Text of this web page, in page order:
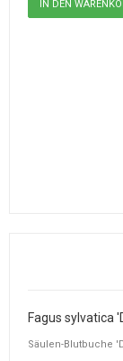
Fagus sylvatica
Säulen-Blutbuche